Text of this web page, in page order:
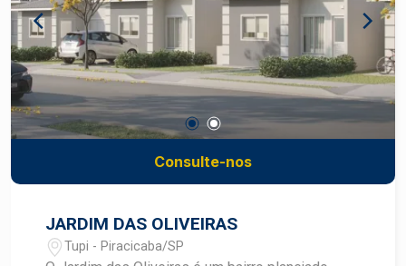
Consulte-nos
JARDIM DAS OLIVEIRAS
Tupi - Piracicaba/SP